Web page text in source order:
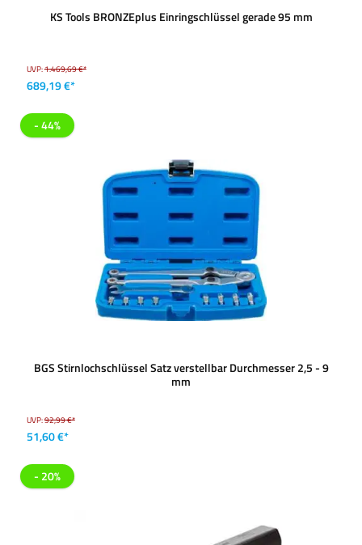
KS Tools BRONZEplus Einringschlüssel gerade 95 mm
UVP:1.469,69 €*
689,19 €*
- 44%
BGS Stirnlochschlüssel Satz verstellbar Durchmesser 2,5 - 9
mm
UVP:92,99 €*
51,60 €*
- 20%